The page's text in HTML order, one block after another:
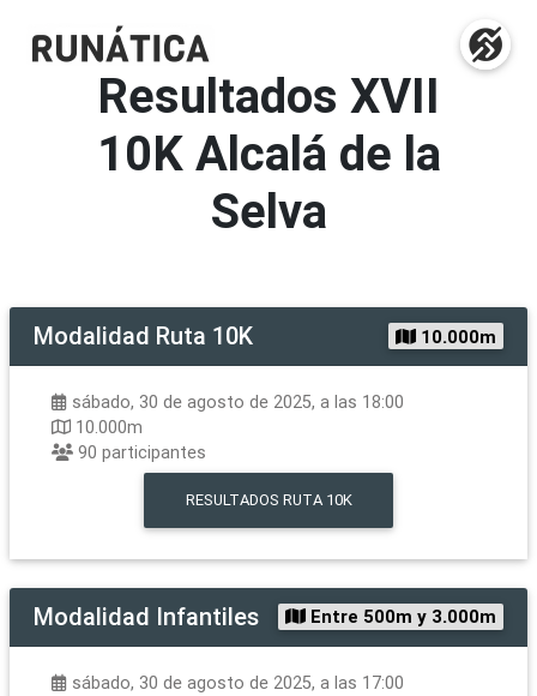
Resultados XVII
10K Alcalá de la
Selva
Modalidad Ruta 10K 10.000m
sábado, 30 de agosto de 2025, a las 18:00
10.000m
90 participantes
RESULTADOS RUTA 10K
Modalidad Infantiles Entre 500m y 3.000m
sábado, 30 de agosto de 2025, a las 17:00